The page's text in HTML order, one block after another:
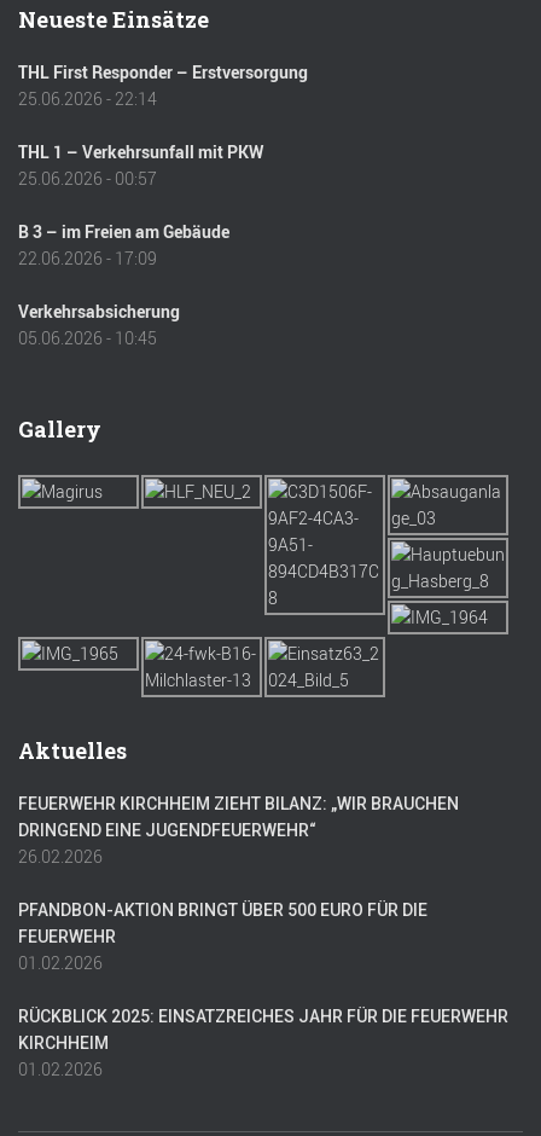
Neueste Einsätze
THL First Responder – Erstversorgung
25.06.2026 - 22:14
THL 1 – Verkehrsunfall mit PKW
25.06.2026 - 00:57
B 3 – im Freien am Gebäude
22.06.2026 - 17:09
Verkehrsabsicherung
05.06.2026 - 10:45
Gallery
Aktuelles
FEUERWEHR KIRCHHEIM ZIEHT BILANZ: „WIR BRAUCHEN
DRINGEND EINE JUGENDFEUERWEHR“
26.02.2026
PFANDBON-AKTION BRINGT ÜBER 500 EURO FÜR DIE
FEUERWEHR
01.02.2026
RÜCKBLICK 2025: EINSATZREICHES JAHR FÜR DIE FEUERWEHR
KIRCHHEIM
01.02.2026